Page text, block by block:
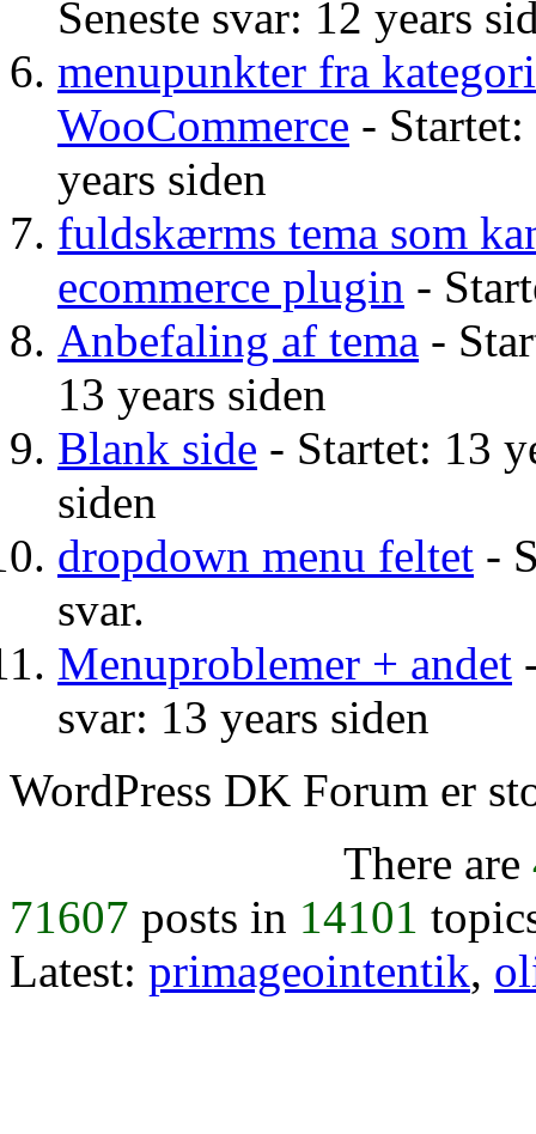
Seneste svar: 12 years
menupunkter fra
WooCommerce -
years siden
fuldskærms tema som
ecommerce plugin -
Anbefaling af tema -
13 years siden
Blank side - Startet: 13
siden
dropdown menu feltet -
svar.
Menuproblemer + andet
svar: 13 years siden
WordPress DK Forum er
There are
71607 posts in 14101
Latest: primageointentik,